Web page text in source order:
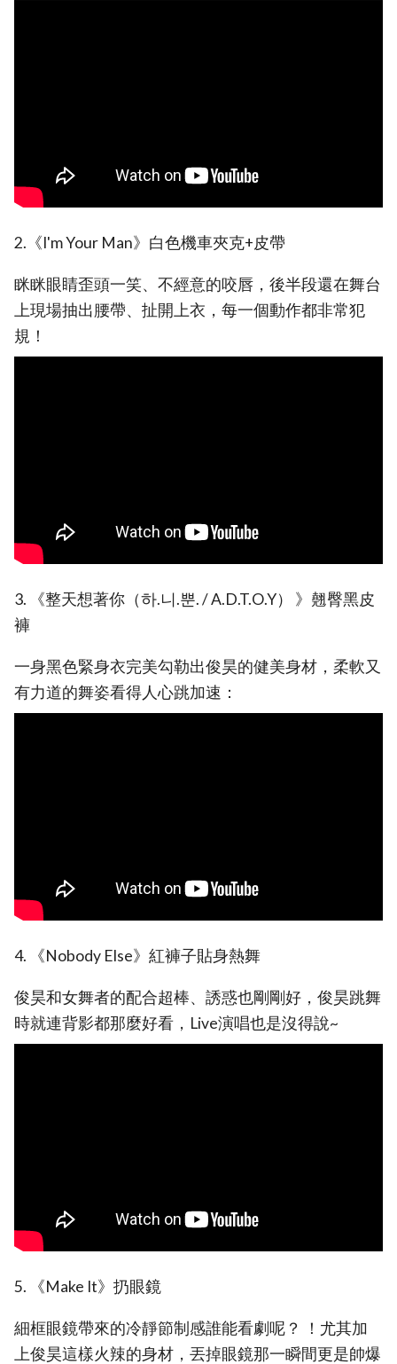
2.《I'm Your Man》白色機車夾克+皮帶
眯眯眼睛歪頭一笑、不經意的咬唇，後半段還在舞台
上現場抽出腰帶、扯開上衣，每一個動作都非常犯
規！
3. 《整天想著你（하.니.뿐. / A.D.T.O.Y） 》翹臀黑皮
褲
一身黑色緊身衣完美勾勒出俊昊的健美身材，柔軟又
有力道的舞姿看得人心跳加速：
4. 《Nobody Else》紅褲子貼身熱舞
俊昊和女舞者的配合超棒、誘惑也剛剛好，俊昊跳舞
時就連背影都那麼好看，Live演唱也是沒得說~
5. 《Make It》扔眼鏡
細框眼鏡帶來的冷靜節制感誰能看劇呢？ ！尤其加
上俊昊這樣火辣的身材，丟掉眼鏡那一瞬間更是帥爆